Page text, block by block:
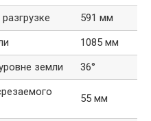
591 мм
1085 мм
земли
36°
55 мм